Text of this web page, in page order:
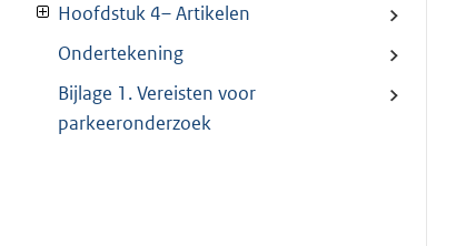
Hoofdstuk 4– Artikelen
Ondertekening
Bijlage 1. Vereisten voor
parkeeronderzoek